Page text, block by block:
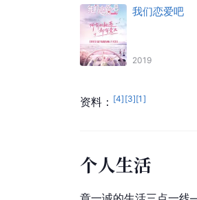
我们恋爱吧
2019
资料： [4] [3][1 ]
个人生活